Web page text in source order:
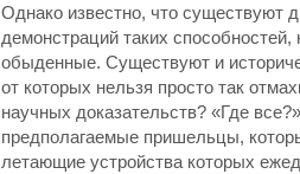
Однако известно, что существуют
демонстраций таких
обыденные. Существуют и
от которых нельзя просто так
научных доказательств? «Где
предполагаемые пришельцы,
летающие устройства которых